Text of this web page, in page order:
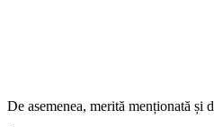
De asemenea, merită menționată și